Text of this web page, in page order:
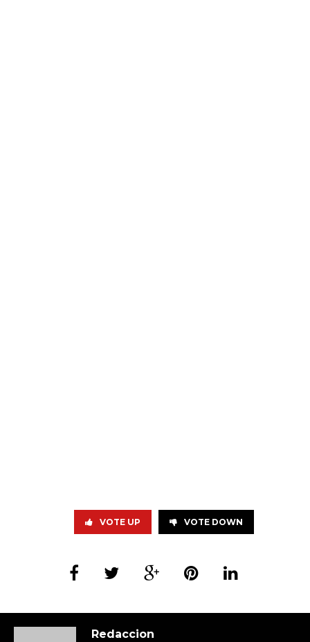
VOTE UP VOTE DOWN
Redaccion